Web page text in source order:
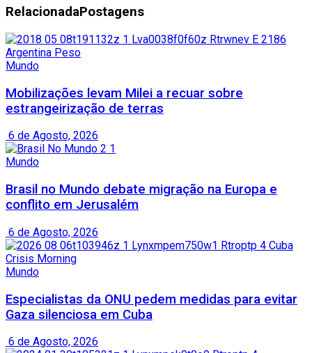
RelacionadaPostagens
Mundo
Mobilizações levam Milei a recuar sobre
estrangeirização de terras
6 de Agosto, 2026
Mundo
Brasil no Mundo debate migração na Europa e
conflito em Jerusalém
6 de Agosto, 2026
Mundo
Especialistas da ONU pedem medidas para evitar
Gaza silenciosa em Cuba
6 de Agosto, 2026